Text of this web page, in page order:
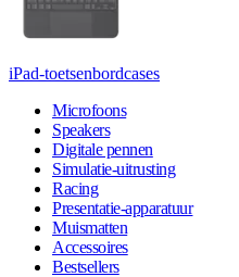
iPad-toetsenbordcases
Microfoons
Speakers
Digitale pennen
Simulatie-uitrusting
Racing
Presentatie-apparatuur
Muismatten
Accessoires
Bestsellers